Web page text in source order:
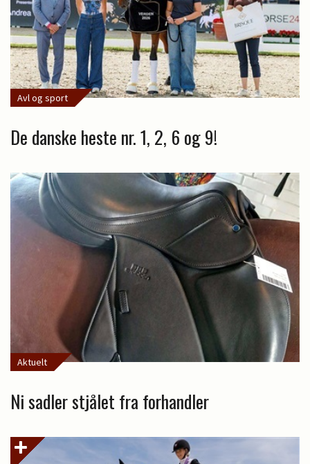
Avl og sport
De danske heste nr. 1, 2, 6 og 9!
Aktuelt
Ni sadler stjålet fra forhandler